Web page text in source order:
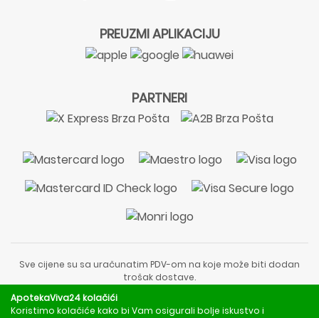
PREUZMI APLIKACIJU
PARTNERI
Sve cijene su sa uračunatim PDV-om na koje može biti dodan
trošak dostave.
liječnički pregled ili savjet farmaceuta.
ApotekaViva24 kolačići
Koristimo kolačiće kako bi Vam osigurali bolje iskustvo i